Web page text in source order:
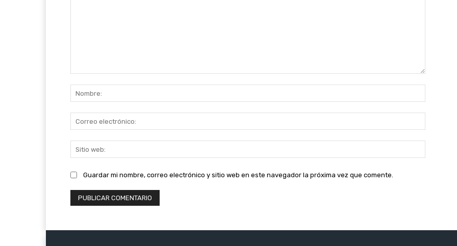
web:
Guardar mi nombre, correo electrónico y sitio web en este navegador la próxima vez que comente.